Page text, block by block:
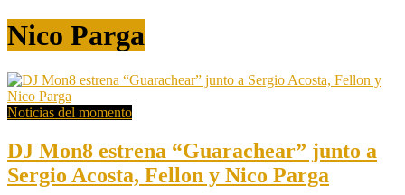
Nico Parga
Noticias del momento
DJ Mon8 estrena “Guarachear” junto a
Sergio Acosta, Fellon y Nico Parga